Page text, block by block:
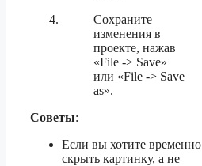
Сохраните
изменения в
проекте, нажав
«File -> Save»
или «File -> Save
as».
Советы:
Если вы хотите временно
скрыть картинку, а не